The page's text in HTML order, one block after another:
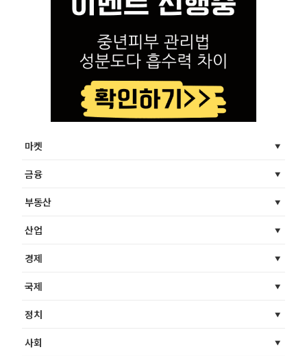
마켓
금융
부동산
산업
경제
국제
정치
사회